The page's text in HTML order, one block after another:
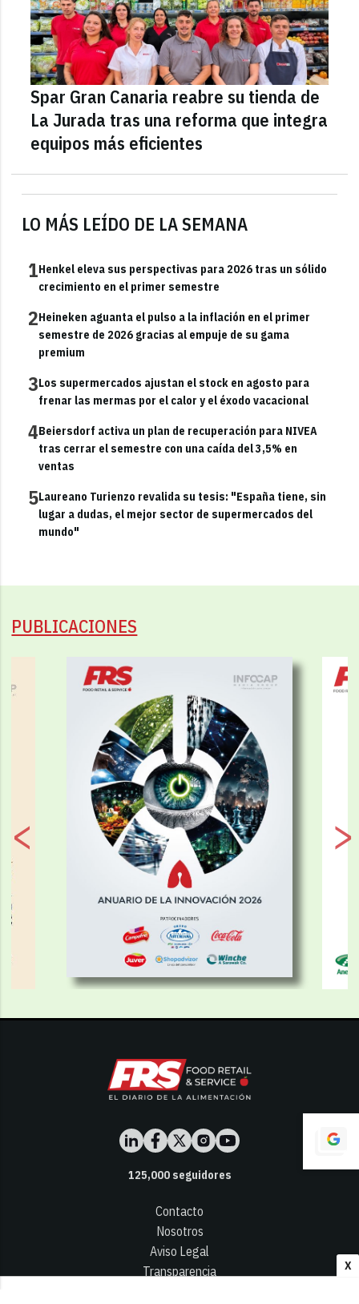
X
LO MÁS LEÍDO DE LA SEMANA
1Henkel eleva sus perspectivas para 2026 tras un sólido
crecimiento en el primer semestre
2Heineken aguanta el pulso a la inflación en el primer
semestre de 2026 gracias al empuje de su gama
premium
3Los supermercados ajustan el stock en agosto para
frenar las mermas por el calor y el éxodo vacacional
4Beiersdorf activa un plan de recuperación para NIVEA
tras cerrar el semestre con una caída del 3,5% en
ventas
5Laureano Turienzo revalida su tesis: "España tiene, sin
lugar a dudas, el mejor sector de supermercados del
mundo"
Spar Gran Canaria reabre su tienda de
La Jurada tras una reforma que integra
equipos más eficientes
PUBLICACIONES
125,000seguidores
Contacto
Nosotros
Aviso Legal
Transparencia